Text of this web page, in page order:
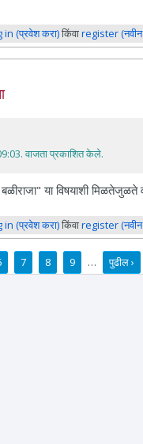
in (प्रवेश करा)किंवाregister (नवीन
. वाजता प्रकाशित केले.
या विषयाशी मिळतेजुळते
in (प्रवेश करा)किंवाregister (नवीन
7 8 9 … पुढील ›